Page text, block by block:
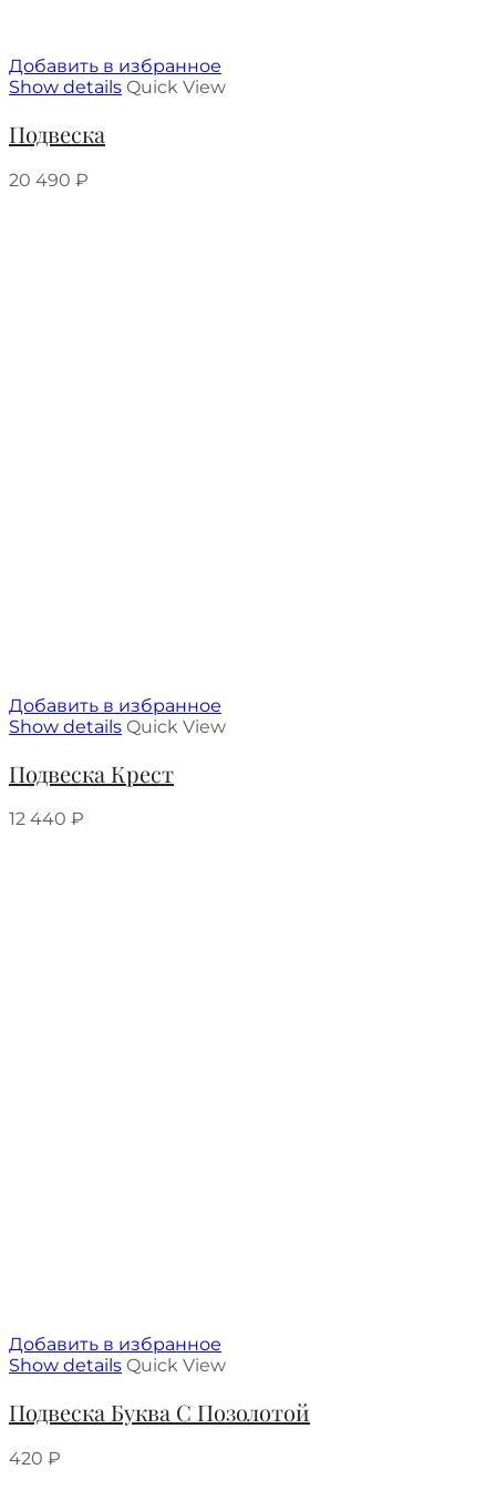
Добавить в избранное
Show details Quick View
Подвеска
20 490 ₽
Добавить в избранное
Show details Quick View
Подвеска Крест
12 440 ₽
Добавить в избранное
Show details Quick View
Подвеска Буква С Позолотой
420 ₽